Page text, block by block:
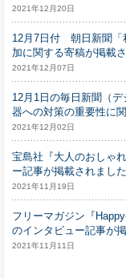
2021年12月20日
12月7日付 朝日新聞「
加に関する寄稿が掲載
2021年12月07日
12月1日の毎日新聞（
器への対策の重要性に
2021年12月02日
宝島社『大人のおしゃ
ー記事が掲載されました
2021年11月19日
フリーマガジン『
のインタビュー記事が
2021年11月11日